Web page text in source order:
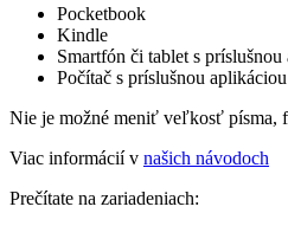
Pocketbook
Kindle
Smartfón či tablet s
Počítač s príslušnou aplikáciou
Nie je možné meniť veľkosť písma,
Viac informácií v našich návodoch
Prečítate na zariadeniach: